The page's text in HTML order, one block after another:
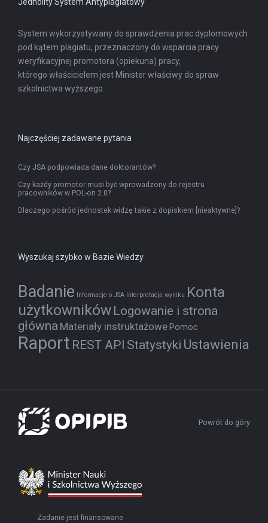
System wykorzystywany do sprawdzenia prac dyplomowych
pod kątem plagiatu, przeznaczony do wsparcia pracy
weryfikacyjnej promotora (opiekuna) pracy,
którego właścicielem jest Minister właściwy do spraw
szkolnictwa wyższego.
Najczęściej zadawane pytania
Czy JSA podpowiada dane doktorantów?
Czy każdy promotor musi być wprowadzony do rejestru
pracowników w POL-on 2.0?
Dlaczego pośród jednostek widzę takie z dopiskiem [nieaktywne]?
Wyszukaj szybko w Bazie Wiedzy
Badanie Informacje o JSA Interpretacja wyniku Konta
użytkowników Logowanie i strona
główna Materiały instruktażowe Pomoc
Raport REST API Statystyki Ustawienia
Zadanie jest finansowane
Powrót do góry